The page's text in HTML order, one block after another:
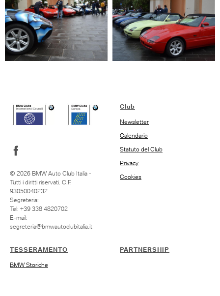
© 2026 BMW Auto Club Italia -
Tutti i diritti riservati. C.F.
93050040232
Segreteria:
Tel: +39 338 4820702
E-mail:
segreteria@bmwautoclubitalia.it
Club
Newsletter
Calendario
Statuto del Club
Privacy
Cookies
TESSERAMENTO
BMW Storiche
PARTNERSHIP